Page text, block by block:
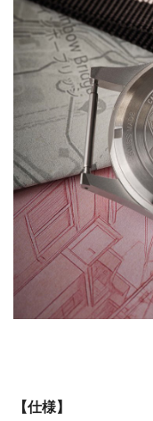
【仕様】